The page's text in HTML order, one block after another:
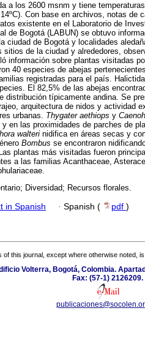
a los 2600 msnm y tiene
Con base en archivos, notas de
existente en el Laboratorio de
de Bogotá (LABUN) se obtuvo
ciudad de Bogotá y localidades
de la ciudad y alrededores,
información sobre plantas visitadas
40 especies de abejas
registradas para el país.
El 82,5% de las abejas
distribución típicamente andina. Se
arquitectura de nidos y actividad
urbanas. Thygater aethiops y
en las proximidades de parches de
walteri nidifica en áreas secas y
Bombus se encontraron
plantas más visitadas fueron
a las familias Acanthaceae,
Diversidad; Recursos florales.
in Spanish · Spanish ( pdf )
of this journal, except where otherwise noted,
Volterra, Bogotá, Colombia.
Fax: (57-1) 2126209.